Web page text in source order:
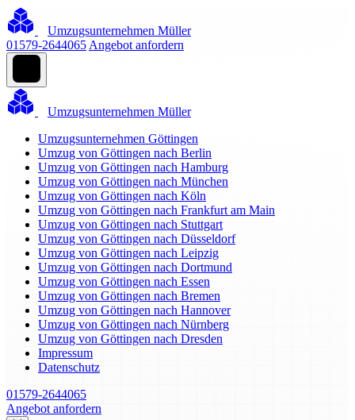
Umzugsunternehmen Müller
01579-2644065 Angebot anfordern
Umzugsunternehmen Müller
Umzugsunternehmen Göttingen
Umzug von Göttingen nach Berlin
Umzug von Göttingen nach Hamburg
Umzug von Göttingen nach München
Umzug von Göttingen nach Köln
Umzug von Göttingen nach Frankfurt am Main
Umzug von Göttingen nach Stuttgart
Umzug von Göttingen nach Düsseldorf
Umzug von Göttingen nach Leipzig
Umzug von Göttingen nach Dortmund
Umzug von Göttingen nach Essen
Umzug von Göttingen nach Bremen
Umzug von Göttingen nach Hannover
Umzug von Göttingen nach Nürnberg
Umzug von Göttingen nach Dresden
Impressum
Datenschutz
01579-2644065
Angebot anfordern